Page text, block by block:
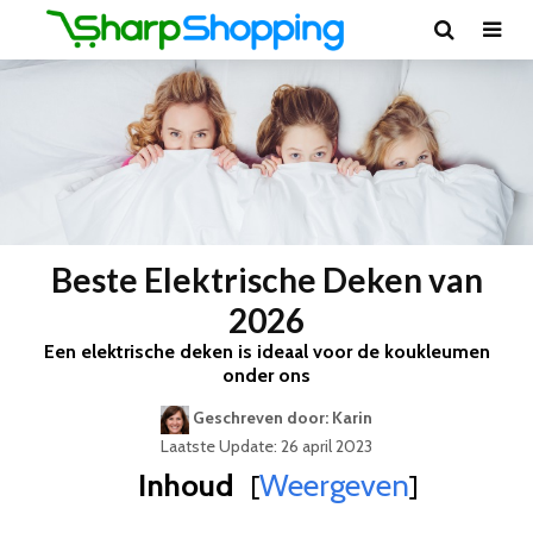
Beste Elektrische Deken van
2026
Een elektrische deken is ideaal voor de koukleumen
onder ons
Geschreven door: Karin
Laatste Update: 26 april 2023
Inhoud [Weergeven]